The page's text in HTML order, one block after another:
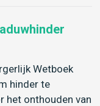
Wetboek
hinder te
het onthouden van